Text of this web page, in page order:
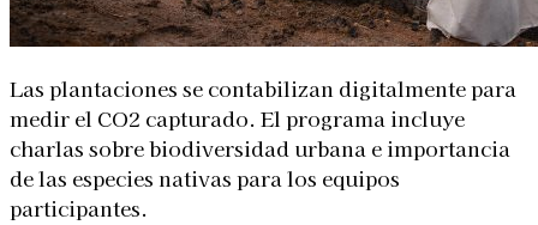
Las plantaciones se contabilizan digitalmente para
medir el CO2 capturado. El programa incluye
charlas sobre biodiversidad urbana e importancia
de las especies nativas para los equipos
participantes.